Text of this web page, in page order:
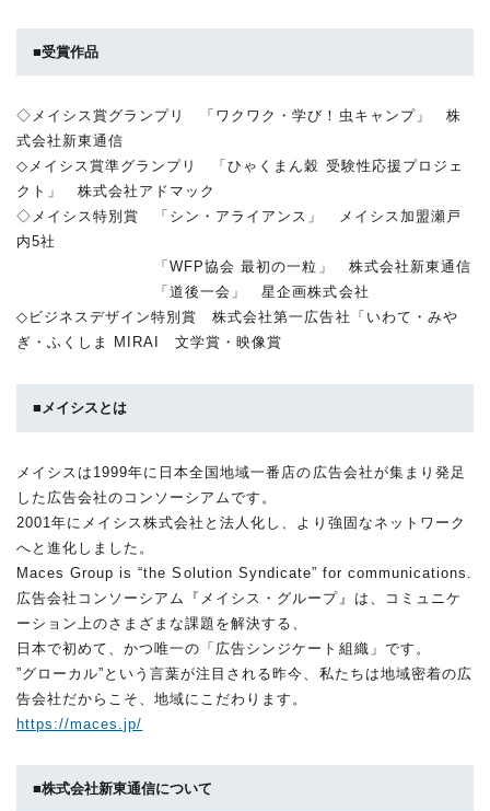
■受賞作品
◇メイシス賞グランプリ 「ワクワク・学び！虫キャンプ」 株
式会社新東通信
◇メイシス賞準グランプリ 「ひゃくまん穀 受験性応援プロジェ
クト」 株式会社アドマック
◇メイシス特別賞 「シン・アライアンス」 メイシス加盟瀬戸
内5社
「WFP協会 最初の一粒」 株式会社新東通信
「道後一会」 星企画株式会社
◇ビジネスデザイン特別賞 株式会社第一広告社「いわて・みや
ぎ・ふくしま MIRAI 文学賞・映像賞
■メイシスとは
メイシスは1999年に日本全国地域一番店の広告会社が集まり発足
した広告会社のコンソーシアムです。
2001年にメイシス株式会社と法人化し、より強固なネットワーク
へと進化しました。
Maces Group is “the Solution Syndicate” for communications.
広告会社コンソーシアム『メイシス・グループ』は、コミュニケ
ーション上のさまざまな課題を解決する、
日本で初めて、かつ唯一の「広告シンジケート組織」です。
”グローカル”という言葉が注目される昨今、私たちは地域密着の広
告会社だからこそ、地域にこだわります。
https://maces.jp/
■株式会社新東通信について